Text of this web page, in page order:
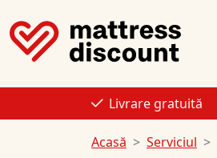
Livrare gratuită
Acasă Serviciul